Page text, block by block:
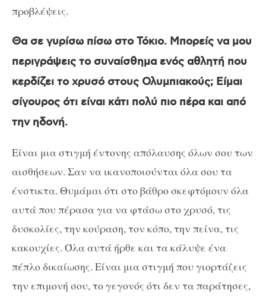
προβλέψεις.
Θα σε γυρίσω πίσω στο Τόκιο. Μπορείς να μου
περιγράψεις το συναίσθημα ενός αθλητή που
κερδίζει το χρυσό στους Ολυμπιακούς; Είμαι
σίγουρος ότι είναι κάτι πολύ πιο πέρα και από
την ηδονή.
Είναι μια στιγμή έντονης απόλαυσης όλων σου των
αισθήσεων. Σαν να ικανοποιούνται όλα σου τα
ένστικτα. Θυμάμαι ότι στο βάθρο σκεφτόμουν όλα
αυτά που πέρασα για να φτάσω στο χρυσό, τις
δυσκολίες, την κούραση, τον κόπο, την πείνα, τις
κακουχίες. Όλα αυτά ήρθε και τα κάλυψε ένα
πέπλο δικαίωσης. Είναι μια στιγμή που γιορτάζεις
την επιμονή σου, το γεγονός ότι δεν τα παράτησες,